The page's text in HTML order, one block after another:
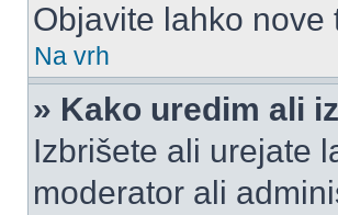
Objavite lahko
Na vrh
» Kako uredim ali
Izbrišete ali urejate
moderator ali